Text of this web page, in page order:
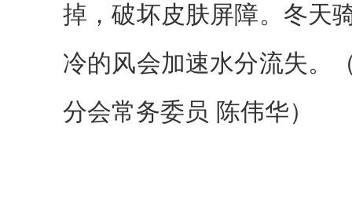
掉，破坏皮肤屏障。冬天
冷的风会加速水分流失。
分会常务委员 陈伟华）